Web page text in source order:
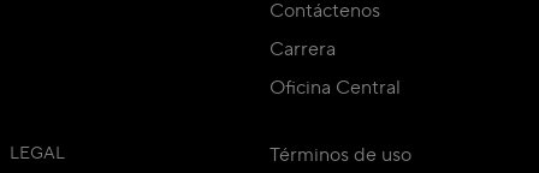
Contáctenos
Carrera
Oficina Central
LEGAL
Términos de uso